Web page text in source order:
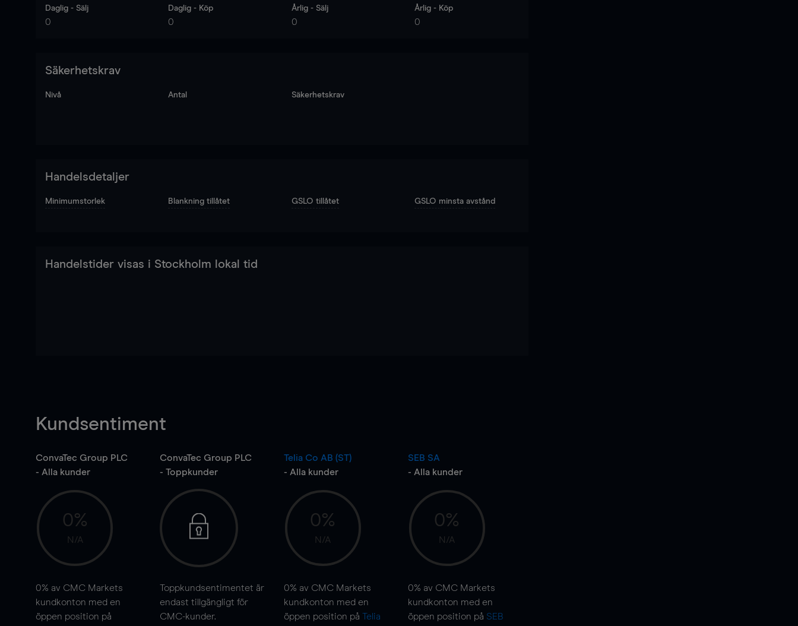
Daglig - Sälj
0
Daglig - Köp
0
Årlig - Sälj
0
Årlig - Köp
0
Säkerhetskrav
Nivå Antal Säkerhetskrav
Handelsdetaljer
Minimumstorlek Blankning tillåtet GSLO tillåtet GSLO minsta avstånd
Handelstider visas i Stockholm lokal tid
Kundsentiment
ConvaTec Group PLC
- Alla kunder
0%
N/A
0% av CMC Markets
kundkonton med en
öppen position på
ConvaTec Group PLC
- Toppkunder
Toppkundsentimentet är
endast tillgängligt för
CMC-kunder.
Telia Co AB (ST)
- Alla kunder
0%
N/A
0% av CMC Markets
kundkonton med en
öppen position på Telia
SEB SA
- Alla kunder
0%
N/A
0% av CMC Markets
kundkonton med en
öppen position på SEB